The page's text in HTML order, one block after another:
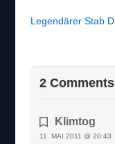
Legendärer Stab
2 Comments
Klimtog
11. MAI 2011 @ 20:43